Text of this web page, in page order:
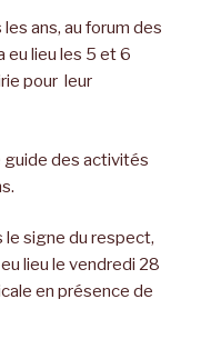
ans, au forum des
eu lieu les 5 et 6
pour leur
des activités
le signe du respect,
lieu le vendredi 28
en présence de